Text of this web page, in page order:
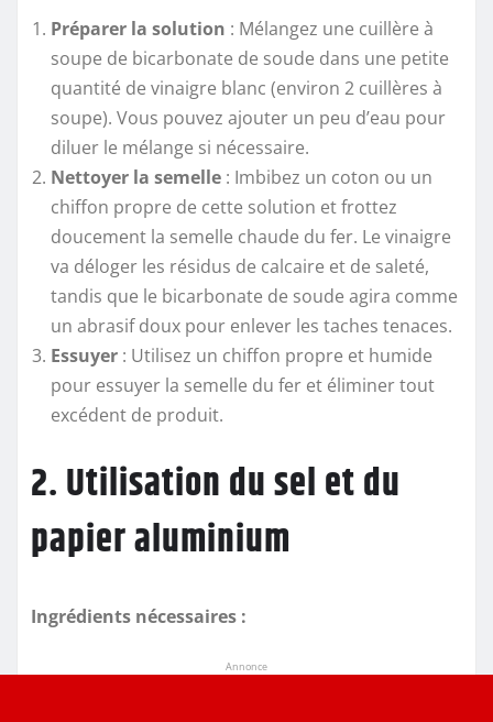
Préparer la solution : Mélangez une cuillère à
soupe de bicarbonate de soude dans une petite
quantité de vinaigre blanc (environ 2 cuillères à
soupe). Vous pouvez ajouter un peu d’eau pour
diluer le mélange si nécessaire.
Nettoyer la semelle : Imbibez un coton ou un
chiffon propre de cette solution et frottez
doucement la semelle chaude du fer. Le vinaigre
va déloger les résidus de calcaire et de saleté,
tandis que le bicarbonate de soude agira comme
un abrasif doux pour enlever les taches tenaces.
Essuyer : Utilisez un chiffon propre et humide
pour essuyer la semelle du fer et éliminer tout
excédent de produit.
2. Utilisation du sel et du
papier aluminium
Ingrédients nécessaires :
Annonce